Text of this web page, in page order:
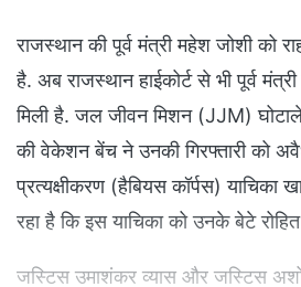
राजस्थान की पूर्व मंत्री महेश जोशी को
है. अब राजस्थान हाईकोर्ट से भी पूर्व
मिली है. जल जीवन मिशन (JJM)
की वेकेशन बेंच ने उनकी गिरफ्तारी को
प्रत्यक्षीकरण (हैबियस कॉर्पस) याचिका
रहा है कि इस याचिका को उनके बेटे
जस्टिस उमाशंकर व्यास और जस्टिस